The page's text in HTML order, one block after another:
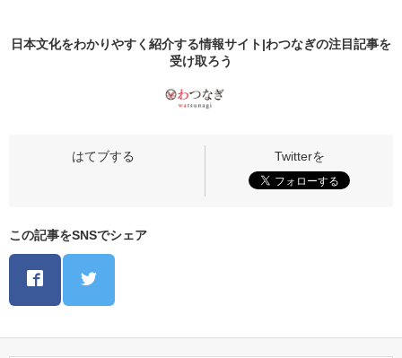
日本文化をわかりやすく紹介する情報サイト|わつなぎの注目記事を
受け取ろう
この記事をSNSでシェア